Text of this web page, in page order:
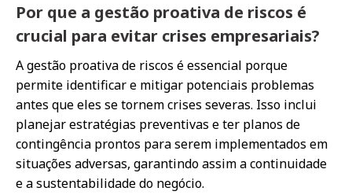
Por que a gestão proativa de riscos é
crucial para evitar crises empresariais?
A gestão proativa de riscos é essencial porque
permite identificar e mitigar potenciais problemas
antes que eles se tornem crises severas. Isso inclui
planejar estratégias preventivas e ter planos de
contingência prontos para serem implementados em
situações adversas, garantindo assim a continuidade
e a sustentabilidade do negócio.